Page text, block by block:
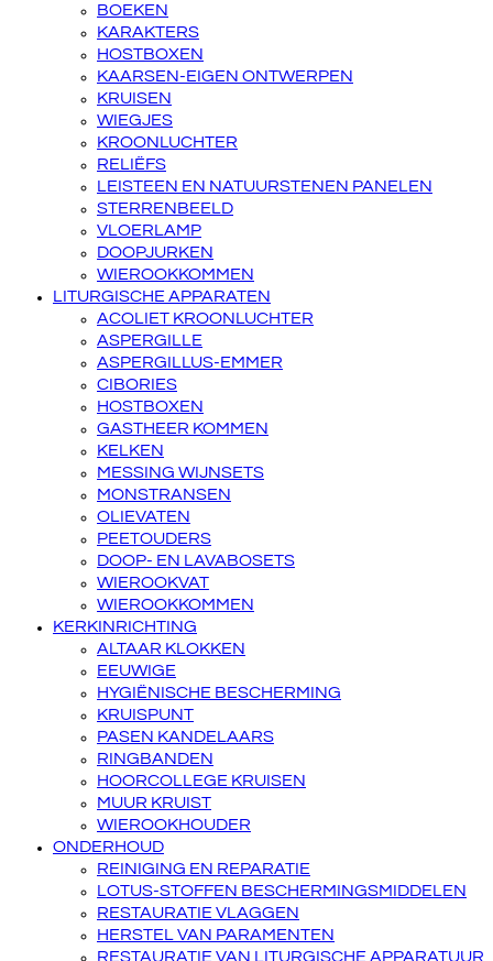
BOEKEN
KARAKTERS
HOSTBOXEN
KAARSEN-EIGEN ONTWERPEN
KRUISEN
WIEGJES
KROONLUCHTER
RELIËFS
LEISTEEN EN NATUURSTENEN PANELEN
STERRENBEELD
VLOERLAMP
DOOPJURKEN
WIEROOKKOMMEN
LITURGISCHE APPARATEN
ACOLIET KROONLUCHTER
ASPERGILLE
ASPERGILLUS-EMMER
CIBORIES
HOSTBOXEN
GASTHEER KOMMEN
KELKEN
MESSING WIJNSETS
MONSTRANSEN
OLIEVATEN
PEETOUDERS
DOOP- EN LAVABOSETS
WIEROOKVAT
WIEROOKKOMMEN
KERKINRICHTING
ALTAAR KLOKKEN
EEUWIGE
HYGIËNISCHE BESCHERMING
KRUISPUNT
PASEN KANDELAARS
RINGBANDEN
HOORCOLLEGE KRUISEN
MUUR KRUIST
WIEROOKHOUDER
ONDERHOUD
REINIGING EN REPARATIE
LOTUS-STOFFEN BESCHERMINGSMIDDELEN
RESTAURATIE VLAGGEN
HERSTEL VAN PARAMENTEN
RESTAURATIE VAN LITURGISCHE APPARATUUR